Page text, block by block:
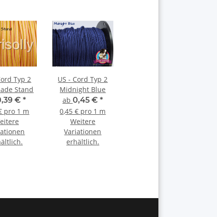
Typ 2
Stand
€*
pro 1 m
US - Cord Typ 2
Midnight Blue
ab 0,45 € *
0,45 € pro 1 m
Weitere
Variationen
erhältlich.